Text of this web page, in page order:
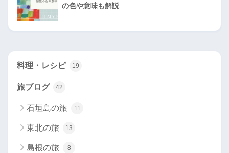
の色や意味も解説
料理・レシピ 19
旅ブログ 42
石垣島の旅 11
東北の旅 13
島根の旅 8